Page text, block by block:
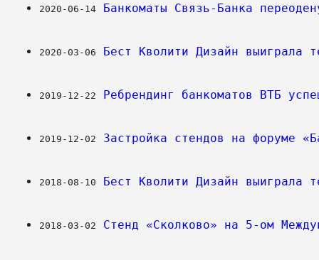
2020-06-14 Банкоматы Связь-Банка
2020-03-06 Бест Кволити Дизайн выиграла
2019-12-22 Ребрендинг банкоматов ВТБ
2019-12-02 Застройка стендов на форуме
2018-08-10 Бест Кволити Дизайн выиграла
2018-03-02 Стенд «Сколково» на 5-ом